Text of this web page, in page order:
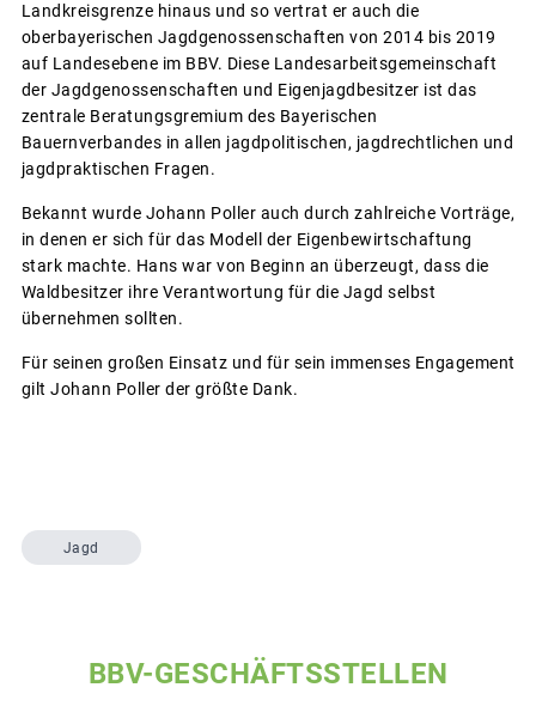
Landkreisgrenze hinaus und so vertrat er auch die
oberbayerischen Jagdgenossenschaften von 2014 bis 2019
auf Landesebene im BBV. Diese Landesarbeitsgemeinschaft
der Jagdgenossenschaften und Eigenjagdbesitzer ist das
zentrale Beratungsgremium des Bayerischen
Bauernverbandes in allen jagdpolitischen, jagdrechtlichen und
jagdpraktischen Fragen.
Bekannt wurde Johann Poller auch durch zahlreiche Vorträge,
in denen er sich für das Modell der Eigenbewirtschaftung
stark machte. Hans war von Beginn an überzeugt, dass die
Waldbesitzer ihre Verantwortung für die Jagd selbst
übernehmen sollten.
Für seinen großen Einsatz und für sein immenses Engagement
gilt Johann Poller der größte Dank.
Jagd
BBV-GESCHÄFTSSTELLEN